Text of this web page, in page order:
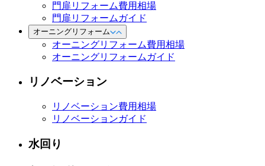
門扉リフォーム費用相場
門扉リフォームガイド
オーニングリフォーム
オーニングリフォーム費用相場
オーニングリフォームガイド
リノベーション
リノベーション費用相場
リノベーションガイド
水回り